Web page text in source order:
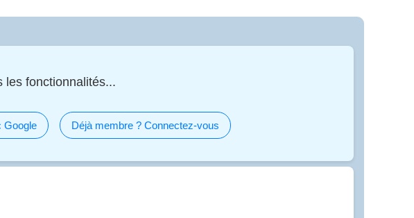
fonctionnalités...
Google Déjà membre ? Connectez-vous